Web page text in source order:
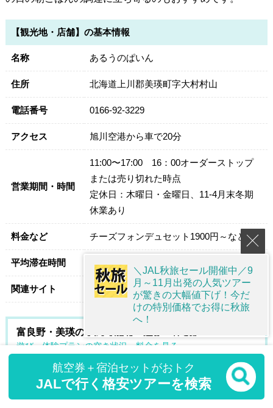
航空券＋宿泊セットがおトク
JALで行く格安ツアーを検索
【観光地・店舗】の基本情報
名称 あるうのぱいん
住所 北海道上川郡美瑛町字大村村山
電話番号 0166-92-3229
アクセス 旭川空港から車で20分
営業期間・時間
11:00〜17:00 16：00オーダーストップ
または売り切れた時点
定休日：木曜日・金曜日、11-4月末冬期
休業あり
料金など チーズフォンデュセット1900円～など
平均滞在時間 2時間
関連サイト あるうのぱいん
富良野・美瑛の予約可能な「遊び・体験」
遊び・体験プランの空き状況・料金を見る
＼JAL秋旅セール開催中／9
月～11月出発の人気ツアー
が驚きの大幅値下げ！今だ
けの特別価格でお得に秋旅
へ！